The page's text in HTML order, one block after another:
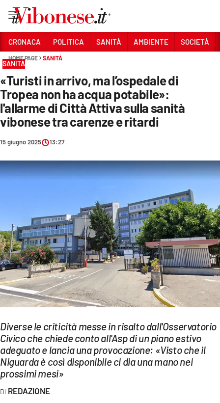
Sezioni
CRONACA
POLITICA
SANITÀ
AMBIENTE
SOCIETÀ
EVENTI
SPORT
Streaming
LAC TV
LAC ONAIR
LaC
Network
LACPLAY.IT
CRONACA POLITICA SANITÀ AMBIENTE SOCIETÀ
HOME PAGE SANITÀ
SANITÀ
«Turisti in arrivo, ma l’ospedale di
Tropea non ha acqua potabile»:
l'allarme di Città Attiva sulla sanità
vibonese tra carenze e ritardi
15 giugno 2025 13:27
Diverse le criticità messe in risalto dall'Osservatorio
Civico che chiede conto all'Asp di un piano estivo
adeguato e lancia una provocazione: «Visto che il
Niguarda è così disponibile ci dia una mano nei
prossimi mesi»
REDAZIONE